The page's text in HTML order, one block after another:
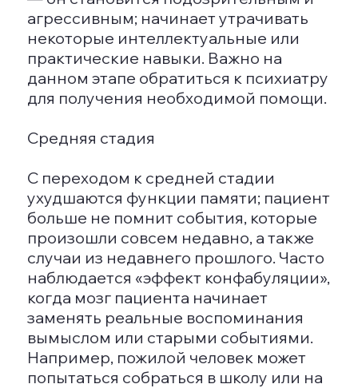
ЛЕЧЕНИЕ ДЕМЕНЦИИ У
ПОЖИЛЫХ ЛЮДЕЙ
Основной вопрос, который волнует
многих, это лечится ли деменция или
можно ли скорректировать ее
течение, а также какие стратегии
поведения помогут в общении с
встречается довольно часто, и для
эти вопросы имеют первостепенное
значение, особенно на последних
стадиях, когда пациент нуждается в
тщательном уходе и внимании.
Что же делать, если диагноз
«старческая деменция» поставлен
вашему близкому? Решение о том,
ухаживать самостоятельно или
разместить человека в
специализированном учреждении,
требует внимательного подхода,
учитывающего этические аспекты,
финансовые возможности, а также
наличие времени и сил для
постоянного ухода и наблюдения.